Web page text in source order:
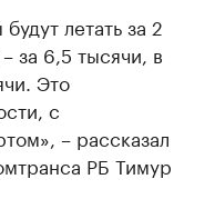
летать за 2
за 6,5 тысячи, в
Это
с
– рассказал
РБ Тимур